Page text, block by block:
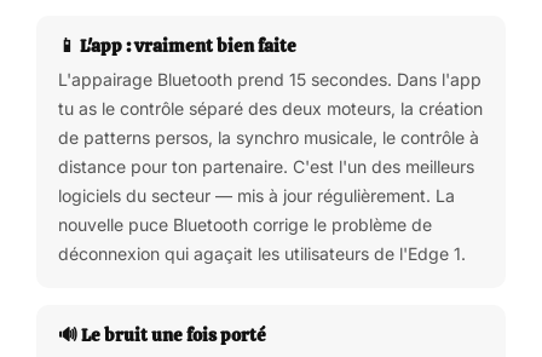
📱 L'app : vraiment bien faite
L'appairage Bluetooth prend 15 secondes. Dans l'app
tu as le contrôle séparé des deux moteurs, la création
de patterns persos, la synchro musicale, le contrôle à
distance pour ton partenaire. C'est l'un des meilleurs
logiciels du secteur — mis à jour régulièrement. La
nouvelle puce Bluetooth corrige le problème de
déconnexion qui agaçait les utilisateurs de l'Edge 1.
🔊 Le bruit une fois porté